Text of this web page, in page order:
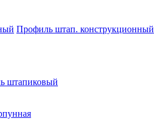
Профиль штап. конструкционный
штапиковый